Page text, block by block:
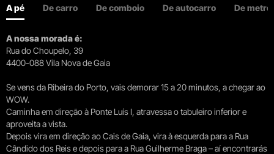
A pé De carro De comboio De autocarro De metro
A nossa morada é:
Rua do Choupelo, 39
4400-088 Vila Nova de Gaia
Se vens da Ribeira do Porto, vais demorar 15 a 20 minutos, a chegar ao
WOW.
Caminha em direção à Ponte Luís I, atravessa o tabuleiro inferior e
aproveita a vista.
Depois vira em direção ao Cais de Gaia, vira à esquerda para a Rua
Cândido dos Reis e depois para a Rua Guilherme Braga – aí encontrarás